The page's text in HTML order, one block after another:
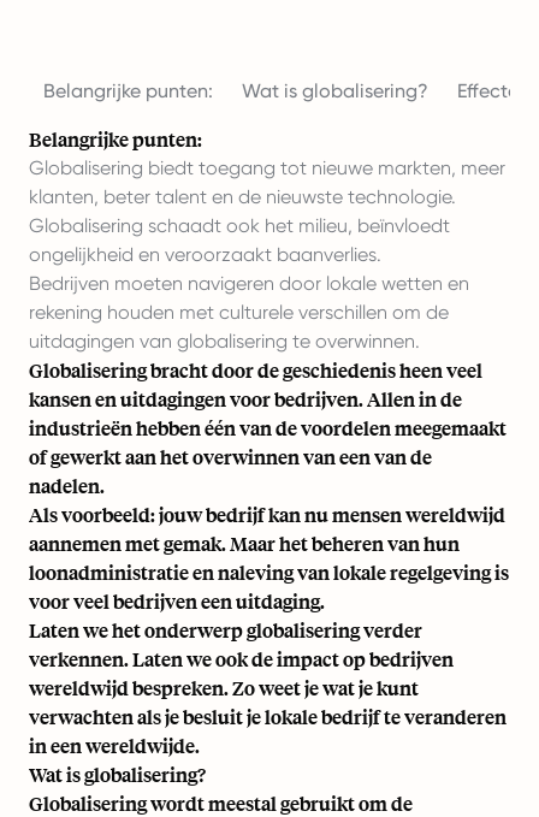
Belangrijke punten: Wat is globalisering? Effecten
Belangrijke punten:
Globalisering biedt toegang tot nieuwe markten, meer
klanten, beter talent en de nieuwste technologie.
Globalisering schaadt ook het milieu, beïnvloedt
ongelijkheid en veroorzaakt baanverlies.
Bedrijven moeten navigeren door lokale wetten en
rekening houden met culturele verschillen om de
uitdagingen van globalisering te overwinnen.
Globalisering bracht door de geschiedenis heen veel
kansen en uitdagingen voor bedrijven. Allen in de
industrieën hebben één van de voordelen meegemaakt
of gewerkt aan het overwinnen van een van de
nadelen.
Als voorbeeld: jouw bedrijf kan numensen wereldwijd
aannemenmet gemak. Maar het beheren van hun
loonadministratie en naleving van lokale regelgeving is
voor veel bedrijven een uitdaging.
Laten we het onderwerp globalisering verder
verkennen. Laten we ook de impact op bedrijven
wereldwijd bespreken. Zo weet je wat je kunt
verwachten als je besluit je lokale bedrijf te veranderen
in een wereldwijde.
Wat is globalisering?
Globalisering wordt meestal gebruikt om de